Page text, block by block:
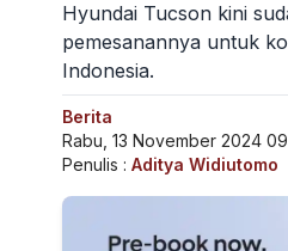
Hyundai Tucson kini
pemesanannya untuk
Indonesia.
Berita
Rabu, 13 November 2024
Penulis : Aditya Widiutomo